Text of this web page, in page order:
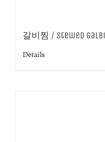
갈비찜 / Stewed Galbi
Details